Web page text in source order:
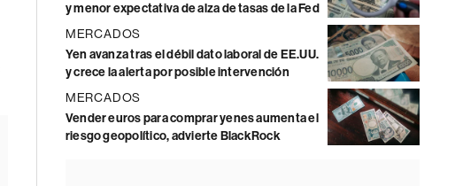
y menor expectativa de alza de tasas de la Fed
MERCADOS
Yen avanza tras el débil dato laboral de EE.UU.
y crece la alerta por posible intervención
MERCADOS
Vender euros para comprar yenes aumenta el
riesgo geopolítico, advierte BlackRock